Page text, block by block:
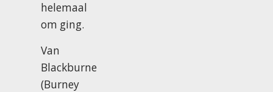
helemaal
om ging.
Van
Blackburne
(Burney